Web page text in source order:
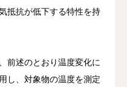
抵抗が低下する特性を持
前述のとおり温度変化に
し、対象物の温度を測定